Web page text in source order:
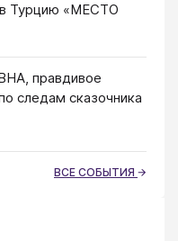
Турцию «МЕСТО
правдивое
следам сказочника
ВСЕ СОБЫТИЯ